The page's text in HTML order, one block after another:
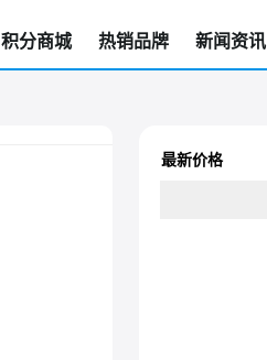
积分商城 热销品牌 新闻资讯
最新价格